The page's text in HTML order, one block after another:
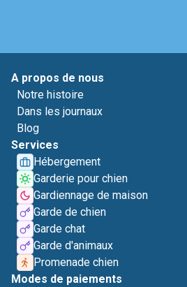
A propos de nous
Notre histoire
Dans les journaux
Blog
Services
Hébergement
Garderie pour chien
Gardiennage de maison
Garde de chien
Garde chat
Garde d'animaux
Promenade chien
Modes de paiements